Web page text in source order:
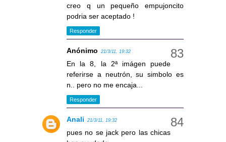
creo q un pequeño empujoncito
podria ser aceptado !
Responder
Anónimo 21/3/11, 19:32
En la 8, la 2ª imágen puede
referirse a neutrón, su simbolo es
n.. pero no me encaja...
Responder
Anali 21/3/11, 19:32
pues no se jack pero las chicas